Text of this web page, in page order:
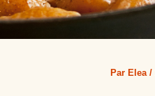
Par Elea /